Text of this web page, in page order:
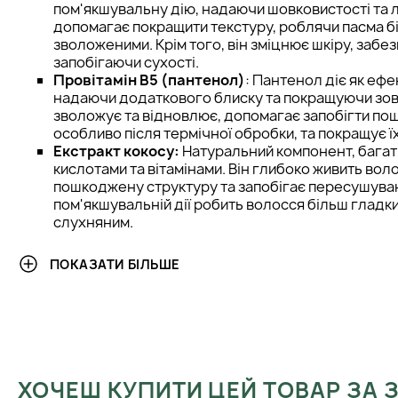
пом'якшувальну дію, надаючи шовковистості та
допомагає покращити текстуру, роблячи пасма
зволоженими. Крім того, він зміцнює шкіру,
запобігаючи сухості.
Провітамін В5 (пантенол): Пантенол діє як
надаючи додаткового блиску та покращуючи
зволожує та відновлює, допомагає запобігти
особливо після термічної обробки, та покращує
Екстракт кокосу: Натуральний компонент,
кислотами та вітамінами. Він глибоко живить
пошкоджену структуру та запобігає
пом'якшувальній дії робить волосся більш
слухняним.
Текстура та аромат
яка легко розподіляється по пасмах, не обтяжуючи їх. Він
інших агресивних хімічних речовин, що робить його
ПОКАЗАТИ БІЛЬШЕ
ХОЧЕШ КУПИТИ ЦЕЙ ТОВАР ЗА